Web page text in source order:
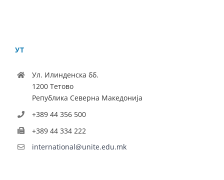
УТ
Ул. Илинденска бб.
1200 Тетово
Република Северна Македонија
+389 44 356 500
+389 44 334 222
international@unite.edu.mk